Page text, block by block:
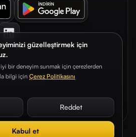
güzelleştirmek için
bir deneyim sunmak için çerezlerden
bilgi için Çerez Politikasını
Reddet
Kabul et
hakları saklıdır.
Metni Gizlilik Sözleşmesi